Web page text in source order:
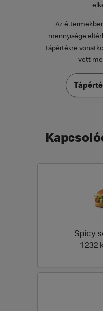
Az
mennyisége
tápértékre
vett
Spicy
1 232